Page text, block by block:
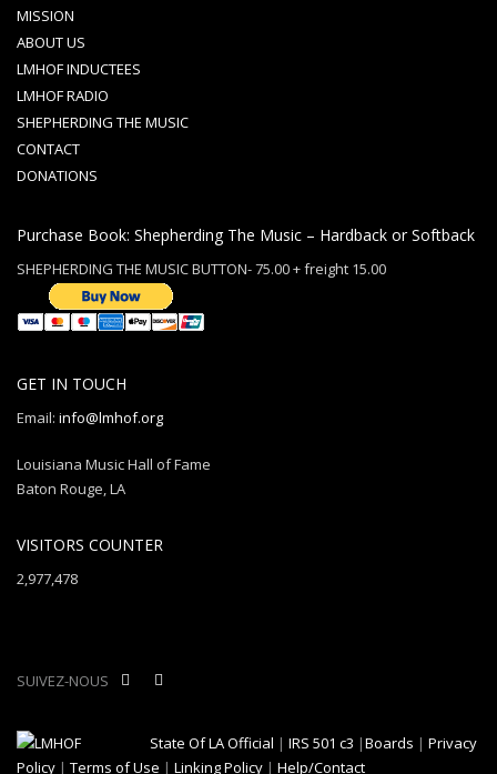
MISSION
ABOUT US
LMHOF INDUCTEES
LMHOF RADIO
SHEPHERDING THE MUSIC
CONTACT
DONATIONS
Purchase Book: Shepherding The Music – Hardback or Softback
SHEPHERDING THE MUSIC BUTTON- 75.00 + freight 15.00
GET IN TOUCH
Email: info@lmhof.org
Louisiana Music Hall of Fame
Baton Rouge, LA
VISITORS COUNTER
2,977,478
SUIVEZ-NOUS
State Of LA Official | IRS 501 c3 |Boards | Privacy
Policy | Terms of Use | Linking Policy | Help/Contact